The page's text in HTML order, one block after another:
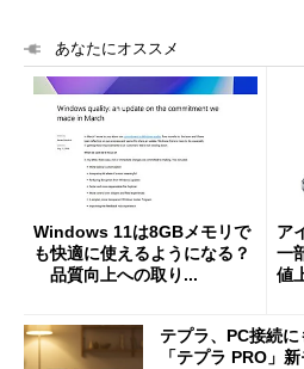
あなたにオススメ
Windows 11は8GBメモリで
も快適に使えるようになる？
品質向上への取り...
ア
一
値
テプラ、PC接続
「テプラ PRO」